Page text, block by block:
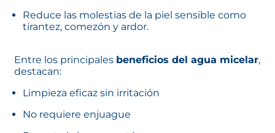
Reduce las molestias de la piel sensible como
tirantez, comezón y ardor.
Entre los principales beneficios del agua micelar,
destacan:
Limpieza eficaz sin irritación
No requiere enjuague